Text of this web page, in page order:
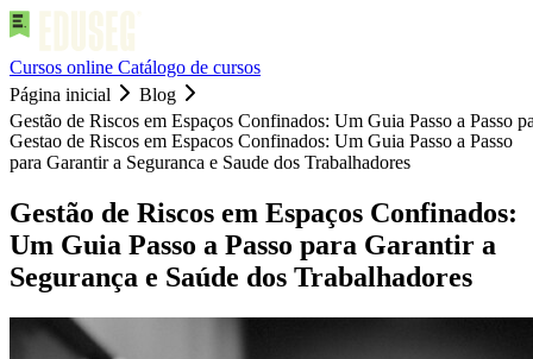
Cursos online Catálogo de cursos
Página inicial
Blog
Gestão de Riscos em Espaços Confinados: Um Guia Passo a Passo
Gestao de Riscos em Espacos Confinados: Um Guia Passo a Passo
para Garantir a Seguranca e Saude dos Trabalhadores
Gestão de Riscos em Espaços Confinados:
Um Guia Passo a Passo para Garantir a
Segurança e Saúde dos Trabalhadores